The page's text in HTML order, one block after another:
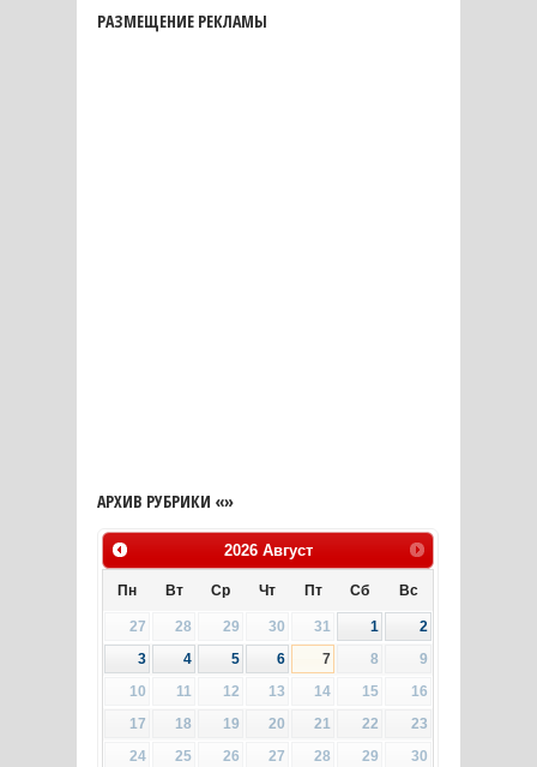
РАЗМЕЩЕНИЕ РЕКЛАМЫ
АРХИВ РУБРИКИ «»
2026 Август
Пн Вт Ср Чт Пт Сб Вс
27 28 29 30 31 1
2
3
4 5 6 7 8
9
10
11 12 13 14 15
16
17
18 19 20 21 22
23
24
25 26 27 28 29
30